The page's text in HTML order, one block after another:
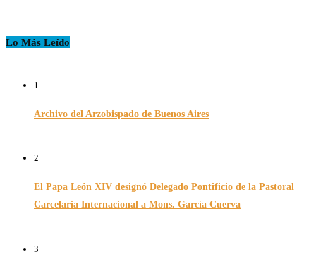
Lo Más Leído
1
Archivo del Arzobispado de Buenos Aires
2
El Papa León XIV designó Delegado Pontificio de la Pastoral
Carcelaria Internacional a Mons. García Cuerva
3